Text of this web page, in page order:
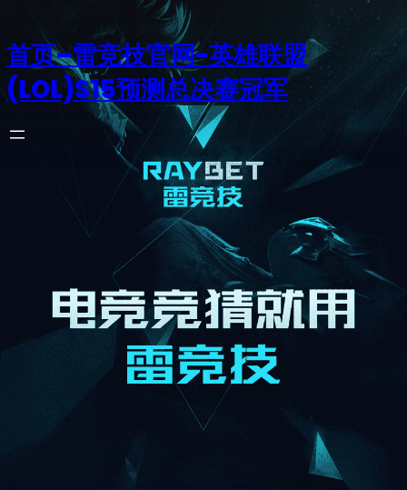
首页–雷竞技官网-英雄联盟
(LOL)S15预测总决赛冠军